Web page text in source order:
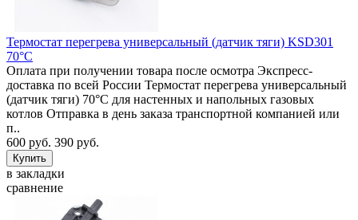
Термостат перегрева универсальный (датчик тяги) KSD301
70°C
Оплата при получении товара после осмотра Экспресс-
доставка по всей России Термостат перегрева универсальный
(датчик тяги) 70°C для настенных и напольных газовых
котлов Отправка в день заказа транспортной компанией или
п..
600 руб. 390 руб.
в закладки
сравнение